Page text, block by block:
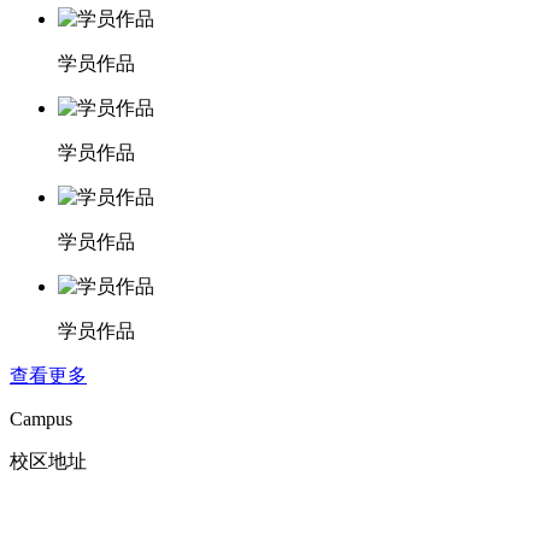
学员作品
学员作品
学员作品
学员作品
查看更多
Campus
校区地址